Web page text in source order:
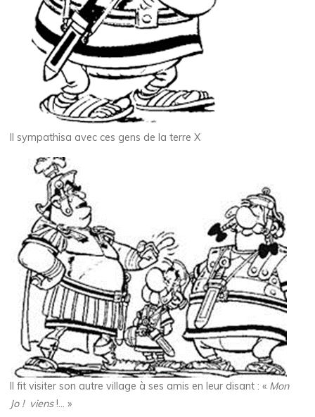
Il sympathisa avec ces gens de la terre X
Il fit visiter son autre village à ses amis en leur disant : « Mon
Jo ! viens!… »